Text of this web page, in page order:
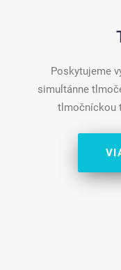
Poskytujeme
simultánne
tlmočníckou